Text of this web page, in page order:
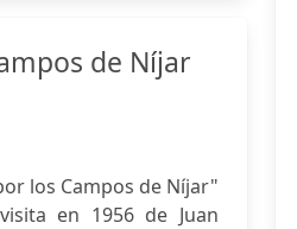
de Níjar
los Campos de Níjar"
en 1956 de Juan